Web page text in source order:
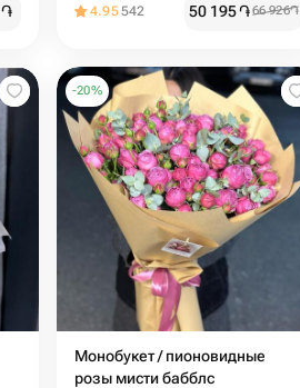
֏ 4.95542 50 195֏66 926֏
-20%
Монобукет / пионовидные
розы мисти бабблс